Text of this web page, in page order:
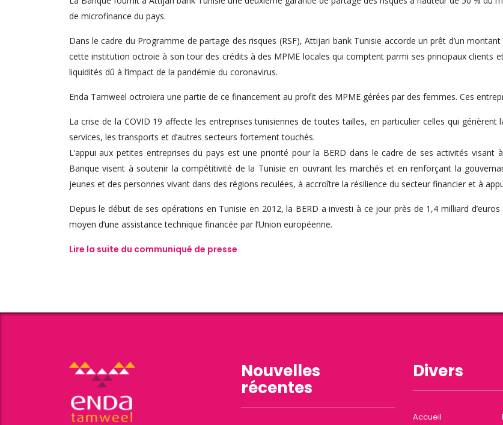
de microfinance du pays.
Dans le cadre du Programme de partage des risques (RSF), Attijari bank Tunisie accorde un prêt d’un
cette institution octroie à son tour des crédits à des MPME locales qui comptent parmi ses principaux clients
liquidités dû à l’impact de la pandémie du coronavirus.
Enda Tamweel octroiera une partie de ce financement au profit des MPME gérées par des femmes. Ces
La crise de la COVID 19 affecte les entreprises tunisiennes de toutes tailles, en particulier celles qui
services, les transports et d’autres secteurs fortement touchés.
L’appui aux petites entreprises du pays est une priorité pour la BERD dans le cadre de ses activités visant
Banque visent à soutenir la compétitivité de la Tunisie en ouvrant les marchés et en renforçant la
jeunes et des personnes vivant dans des régions reculées, à accroître la résilience du secteur financier et à
Depuis le début de ses opérations en Tunisie en 2012, la BERD a investi à ce jour près de 1,4 milliard
moyen d’une assistance technique financée par l’Union européenne.
Lire la suite du communiqué de presse
Nouvelles
récentes
Divers
Accueil